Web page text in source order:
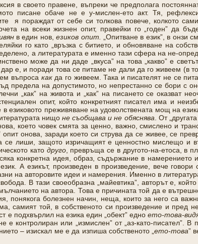
в своето правене, въпреки че предполага
писане обаче не е у-мислен-ето акт. Тя,
я пораждат от себе си толкова повече, колкото
на всеки жизнен опит, правейки го „годен” да
в един нов,езиков опит. „Опитване в език”, в онзи
го като „връзка с битието, и обновяване на
а литературата е именно тази сфера на не-
може да ни даде „вкуса” на това „какво” е
е, и поради това се питаме не дали да го живеем (в
въпроса какда го живеем. Така и писателят не се
предела на допустимото, но непрестанно се бори с
„как” на живота и „как” на писането се оказват
опит, който конкретният писател има и
езиковото преживяване на удоволствената мощ на
нищо не съобщава и не обяснява. От
което човек смята за ценно, важно, смислено и
онова, заради което си струва да се живее, се
се лиши, защото изричащият е ценностно мислещо и
като друго, превръща се в другото-на-етоса, в
конкретна идея, образ, съдържание в намерението
А езикът, произведен в произведение, вече
на авторовите идеи и намерения. Именно в
В тази своеобразна „майевтика”, авторът е,
на автора. Това е причината той да е
понякога болезнен начин, неща, които за него са
самият той, в собственото си произведение и пред
е подхвърлил на езика един „обект” едно ето-това-
е контролиран или „измислен” от „аз-като-писател”. В
– изискал ме е да изпиша собственото „ето-това”